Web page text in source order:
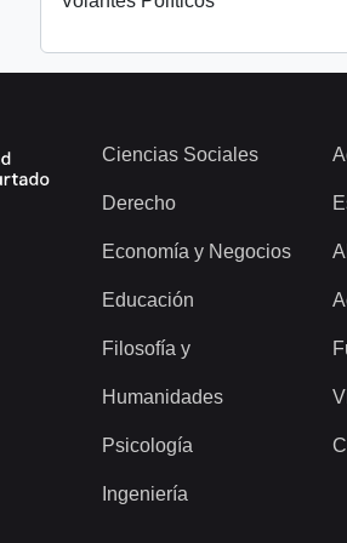
Ciencias Sociales
Derecho
Economía y Negocios
Educación
Filosofía y
Humanidades
Psicología
Ingeniería